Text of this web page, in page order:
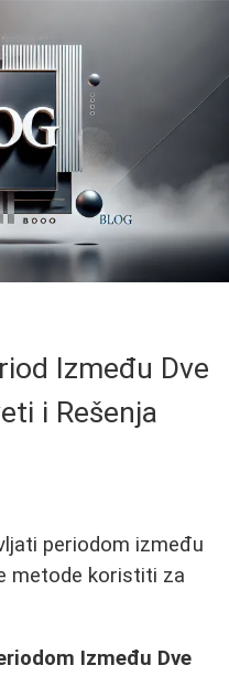
Između Dve
i Rešenja
periodom između
metode koristiti za
Između Dve